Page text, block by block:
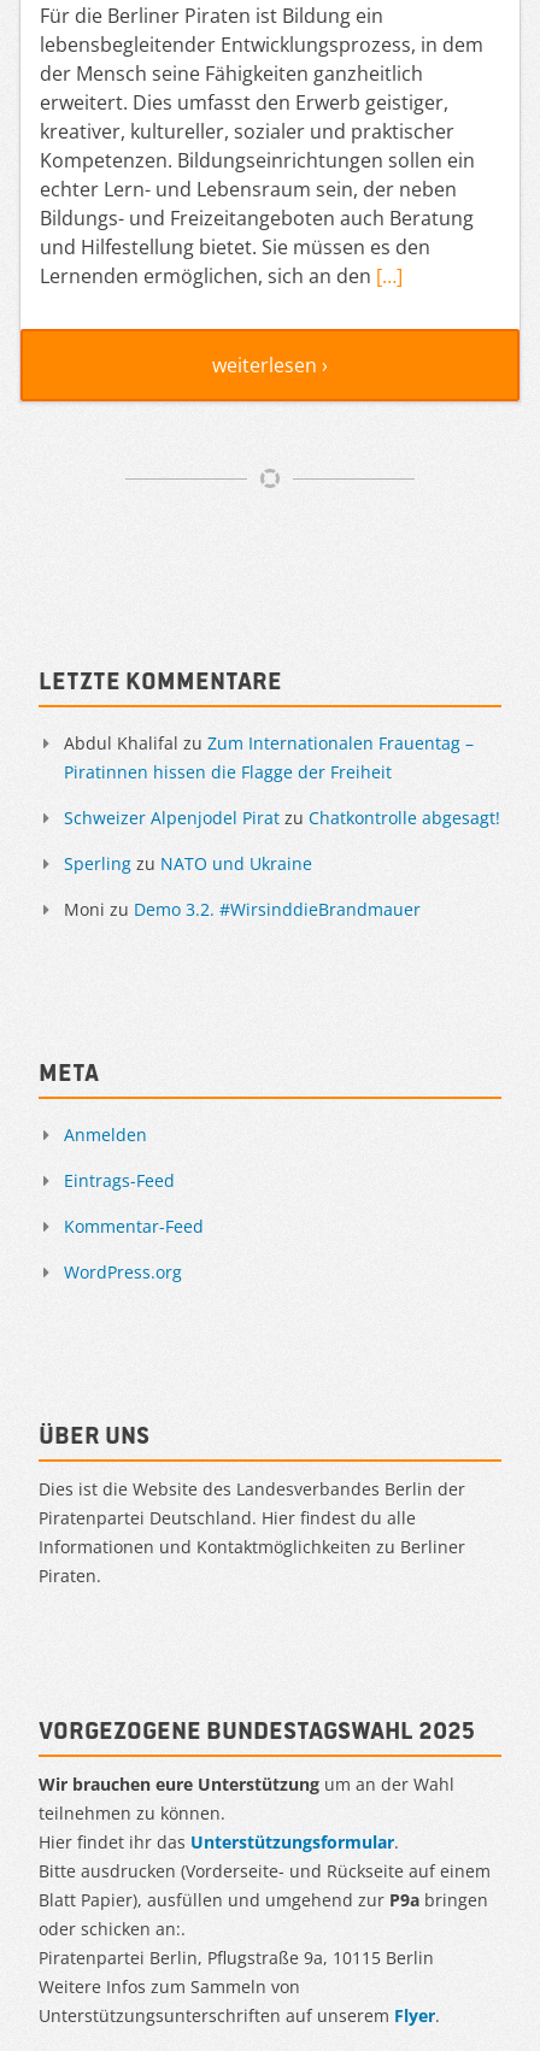
Für die Berliner Piraten ist Bildung ein
lebensbegleitender Entwicklungsprozess, in dem
der Mensch seine Fähigkeiten ganzheitlich
erweitert. Dies umfasst den Erwerb geistiger,
kreativer, kultureller, sozialer und praktischer
Kompetenzen. Bildungseinrichtungen sollen ein
echter Lern- und Lebensraum sein, der neben
Bildungs- und Freizeitangeboten auch Beratung
und Hilfestellung bietet. Sie müssen es den
Lernenden ermöglichen, sich an den […]
weiterlesen ›
Sidebar
Letzte Kommentare
Abdul Khalifal zu Zum Internationalen Frauentag –
Piratinnen hissen die Flagge der Freiheit
Schweizer Alpenjodel Pirat zu Chatkontrolle abgesagt!
Sperling zu NATO und Ukraine
Moni zu Demo 3.2. #WirsinddieBrandmauer
Meta
Anmelden
Eintrags-Feed
Kommentar-Feed
WordPress.org
Über uns
Dies ist die Website des Landesverbandes Berlin der
Piratenpartei Deutschland. Hier findest du alle
Informationen und Kontaktmöglichkeiten zu Berliner
Piraten.
Vorgezogene Bundestagswahl 2025
Wir brauchen eure Unterstützung um an der Wahl
teilnehmen zu können.
Hier findet ihr das Unterstützungsformular.
Bitte ausdrucken (Vorderseite- und Rückseite auf einem
Blatt Papier), ausfüllen und umgehend zur P9a bringen
oder schicken an:.
Piratenpartei Berlin, Pflugstraße 9a, 10115 Berlin
Weitere Infos zum Sammeln von
Unterstützungsunterschriften auf unserem Flyer.